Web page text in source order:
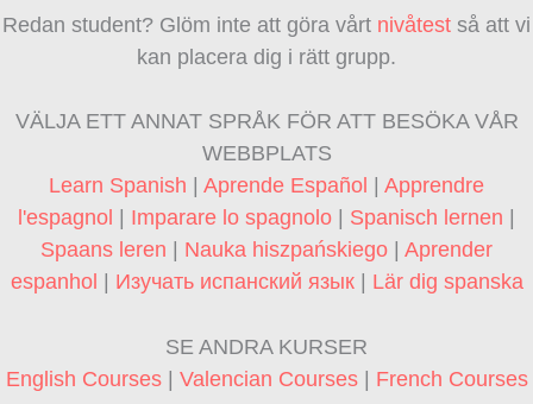
Redan student? Glöm inte att göra vårt nivåtest så att vi
kan placera dig i rätt grupp.
VÄLJA ETT ANNAT SPRÅK FÖR ATT BESÖKA VÅR
WEBBPLATS
Learn Spanish | Aprende Español | Apprendre
l'espagnol | Imparare lo spagnolo | Spanisch lernen |
Spaans leren | Nauka hiszpańskiego | Aprender
espanhol | Изучать испанский язык| Lär dig spanska
SE ANDRA KURSER
English Courses| Valencian Courses| French Courses